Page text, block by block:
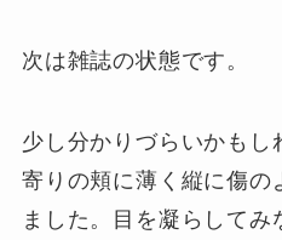
次は雑誌の状態です。
少し分かりづらいかもし
寄りの頬に薄く縦に傷の
ました。目を凝らしてみ